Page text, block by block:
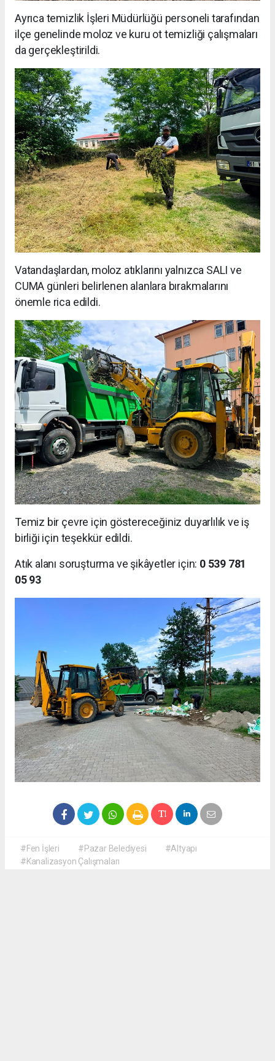
Ayrıca temizlik İşleri Müdürlüğü personeli tarafından
ilçe genelinde moloz ve kuru ot temizliği çalışmaları
da gerçekleştirildi.
Vatandaşlardan, moloz atıklarını yalnızca SALI ve
CUMA günleri belirlenen alanlara bırakmalarını
önemle rica edildi.
Temiz bir çevre için göstereceğiniz duyarlılık ve iş
birliği için teşekkür edildi.
Atık alanı soruşturma ve şikâyetler için: 0 539 781
05 93
#Fen İşleri #Pazar Belediyesi
#Altyapı
#Kanalizasyon Çalışmaları